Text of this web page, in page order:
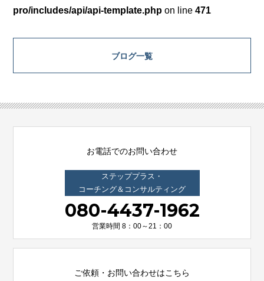
pro/includes/api/api-template.php on line471
ブログ一覧
お電話でのお問い合わせ
ステッププラス・
コーチング＆コンサルティング
080-4437-1962
営業時間 8：00～21：00
ご依頼・お問い合わせはこちら